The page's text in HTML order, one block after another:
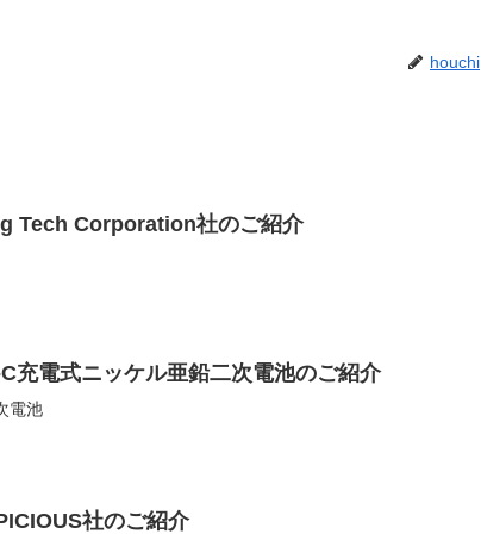
houchi
Tech Corporation社のご紹介
充電式ニッケル亜鉛二次電池のご紹介
電池
社のご紹介